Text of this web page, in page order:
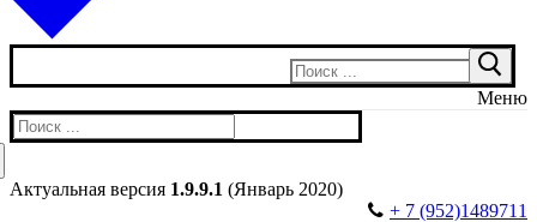
Искать:
Меню
Искать:
Актуальная версия 1.9.9.1 (Январь 2020)
7 (952)1489711